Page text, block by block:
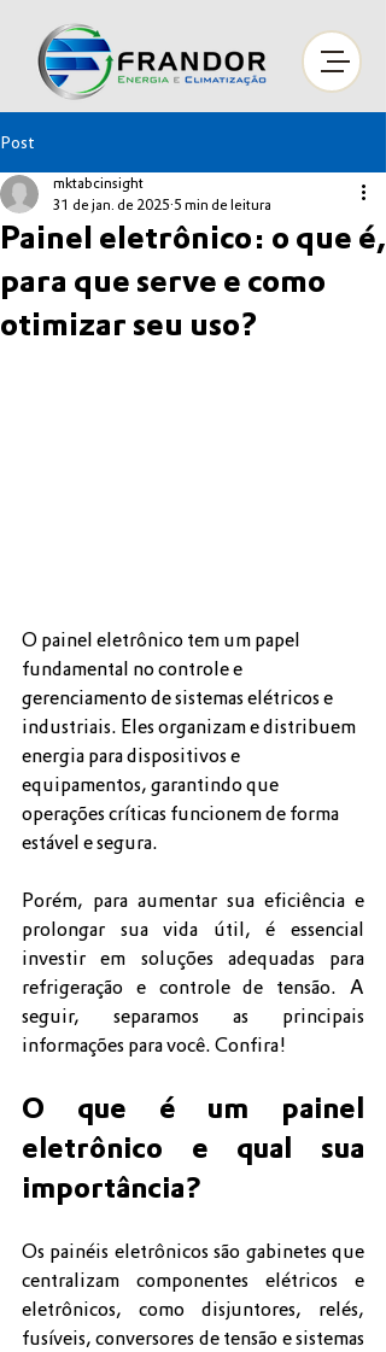
Post
Painel eletrônico: o que é,
para que serve e como
otimizar seu uso?
mktabcinsight
31 de jan. de 2025 5 min de leitura
O painel eletrônico tem um papel
fundamental no controle e
gerenciamento de sistemas elétricos e
industriais. Eles organizam e distribuem
energia para dispositivos e
equipamentos, garantindo que
operações críticas funcionem de forma
estável e segura.
Porém, para aumentar sua eficiência e
prolongar sua vida útil, é essencial
investir em soluções adequadas para
refrigeração e controle de tensão. A
seguir, separamos as principais
informações para você. Confira!
O que é um painel
eletrônico e qual sua
importância?
Os painéis eletrônicos são gabinetes que
centralizam componentes elétricos e
eletrônicos, como disjuntores, relés,
fusíveis, conversores de tensão e sistemas